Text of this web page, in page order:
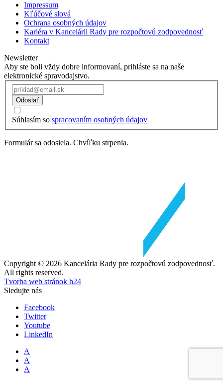
Impressum
Kľúčové slová
Ochrana osobných údajov
Kariéra v Kancelárii Rady pre rozpočtovú zodpovednosť
Kontakt
Newsletter
Aby ste boli vždy dobre informovaní, prihláste sa na naše
elektronické spravodajstvo.
Odoslať
Súhlasím so spracovaním osobných údajov
Formulár sa odosiela. Chvíľku strpenia.
Copyright © 2026 Kancelária Rady pre rozpočtovú zodpovednosť.
All rights reserved.
Tvorba web stránok h24
Sledujte nás
Facebook
Twitter
Youtube
LinkedIn
A
A
A